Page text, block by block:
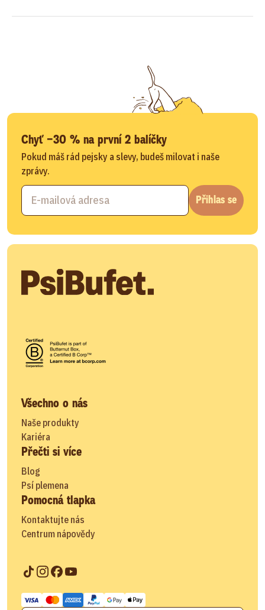
Chyť −30 % na první 2 balíčky
Pokud máš rád pejsky a slevy, budeš milovat i naše
zprávy.
Přihlas se
Všechno o nás
Naše produkty
Kariéra
Přečti si více
Blog
Psí plemena
Pomocná tlapka
Kontaktujte nás
Centrum nápovědy